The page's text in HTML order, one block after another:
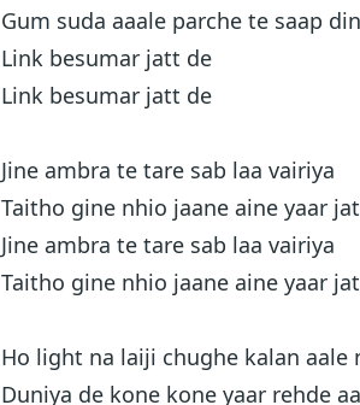
Gum suda aaale parche te saap
Link besumar jatt de
Link besumar jatt de
Jine ambra te tare sab laa vairiya
Taitho gine nhio jaane aine yaar
Jine ambra te tare sab laa vairiya
Taitho gine nhio jaane aine yaar
Ho light na laiji chughe kalan aale
Duniya de kone kone yaar rehde aa